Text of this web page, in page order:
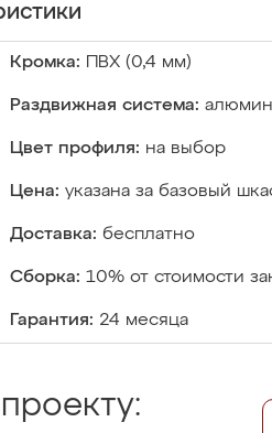
Кромка: ПВХ (0,4 мм)
Раздвижная система:
Цвет профиля: на выбор
Цена: указана за базовый
Доставка: бесплатно
Сборка: 10% от стоимости
Гарантия: 24 месяца